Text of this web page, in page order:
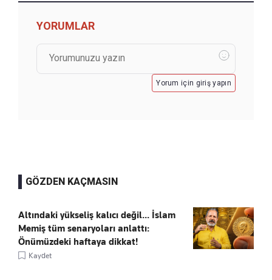
YORUMLAR
Yorum için giriş yapın
GÖZDEN KAÇMASIN
Altındaki yükseliş kalıcı değil... İslam
Memiş tüm senaryoları anlattı:
Önümüzdeki haftaya dikkat!
Kaydet